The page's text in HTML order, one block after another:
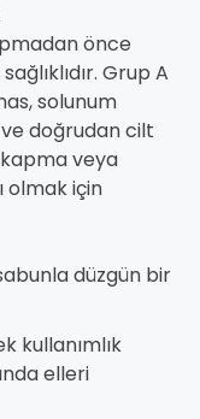
önce
Grup A
solunum
doğrudan cilt
kapma veya
olmak için
düzgün bir
kullanımlık
elleri